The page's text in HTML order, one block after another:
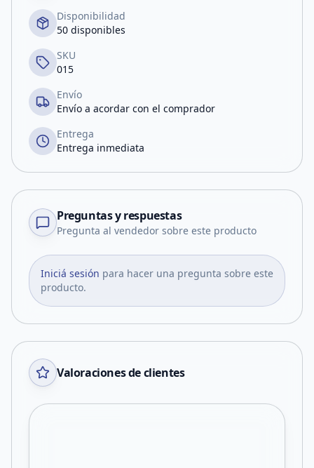
Disponibilidad
50 disponibles
SKU
015
Envío
Envío a acordar con el comprador
Entrega
Entrega inmediata
Preguntas y respuestas
Pregunta al vendedor sobre este producto
Iniciá sesión para hacer una pregunta sobre este
producto.
Valoraciones de clientes